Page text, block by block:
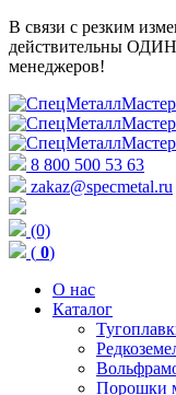
В связи с резким
действительны
менеджеров!
8 800 500 53 63
zakaz@specmetal.ru
(0)
( 0)
О нас
Каталог
Порошки